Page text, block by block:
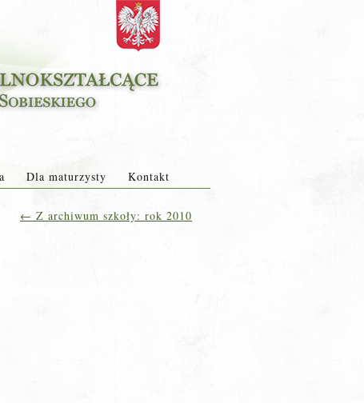
Dla maturzysty Kontakt
← Z archiwum szkoły: rok 2010